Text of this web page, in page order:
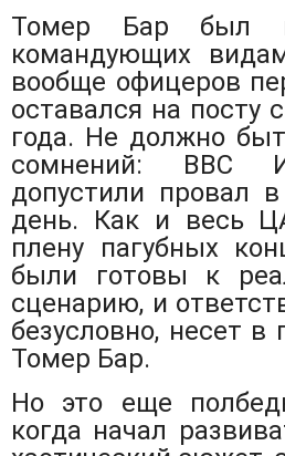
Томер Бар был
командующих
вообще офицеров
оставался на посту
года. Не должно
сомнений: ВВС
допустили провал
день. Как и весь
плену пагубных
были готовы к
сценарию, и
безусловно, несет в
Томер Бар.
Но это еще
когда начал